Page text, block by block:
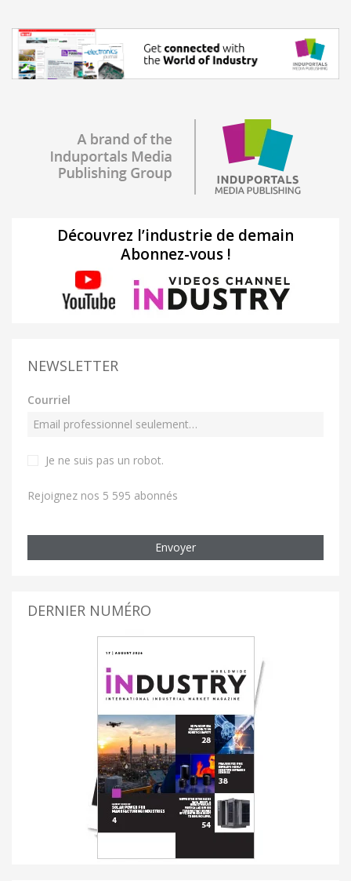
Découvrez l’industrie de demain
Abonnez-vous !
NEWSLETTER
Courriel
Je ne suis pas un robot.
Rejoignez nos 5 595 abonnés
Envoyer
DERNIER NUMÉRO